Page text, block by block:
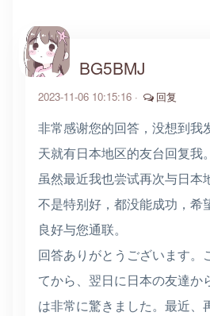
BG5BMJ
2023-11-06 10:15:16 · 回复
非常感谢您的回答，没想到我
天就有日本地区的友台回复我。
虽然最近我也尝试再次与日本
不是特别好，都没能成功，希
良好与您通联。
回答ありがとうございます。
てから、翌日に日本の友達か
は非常に驚きました。最近、